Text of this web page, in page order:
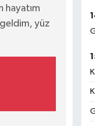
hayatım
yüz